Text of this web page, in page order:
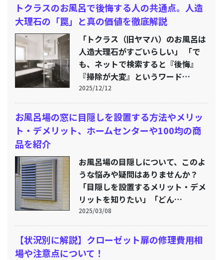
トクラスのお風呂で後悔する人の共通点。人造
大理石の「罠」と真の価値を徹底解説
「トクラス（旧ヤマハ）のお風呂は
人造大理石がすごいらしい」 「で
も、ネットで検索すると『後悔』
『掃除が大変』というワード…
2025/12/12
お風呂場の窓に目隠しを設置する方法やメリッ
ト・デメリット、ホームセンターや100均の商
品を紹介
お風呂場の目隠しについて、このよ
うな悩みや疑問はありませんか？
「目隠しを設置するメリット・デメ
リットを知りたい」「どん…
2025/03/08
【状況別に解説】クローゼット扉の修理費用相
場や注意点について！